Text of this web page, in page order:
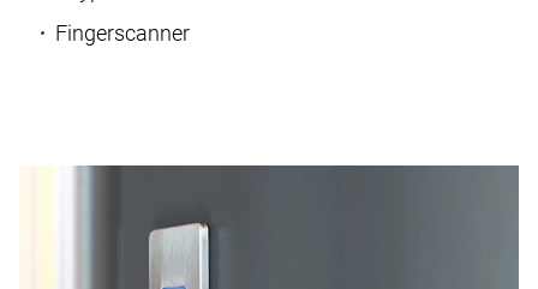
Fingerscanner